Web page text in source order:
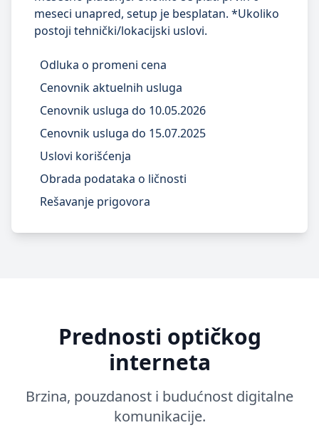
meseci unapred, setup je besplatan. *Ukoliko
postoji tehnički/lokacijski uslovi.
Odluka o promeni cena
Cenovnik aktuelnih usluga
Cenovnik usluga do 10.05.2026
Cenovnik usluga do 15.07.2025
Uslovi korišćenja
Obrada podataka o ličnosti
Rešavanje prigovora
Prednosti optičkog
interneta
Brzina, pouzdanost i budućnost digitalne
komunikacije.